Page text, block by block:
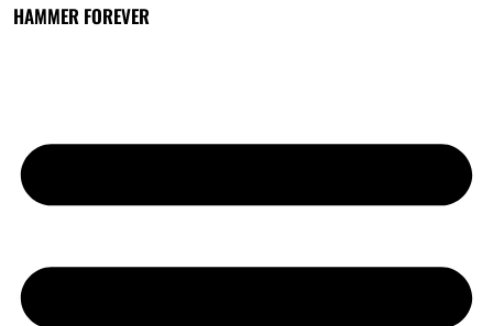
HAMMER FOREVER